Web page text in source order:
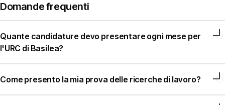
Domande frequenti
Quante candidature devo presentare ogni mese per
l'URC di Basilea?
Come presento la mia prova delle ricerche di lavoro?